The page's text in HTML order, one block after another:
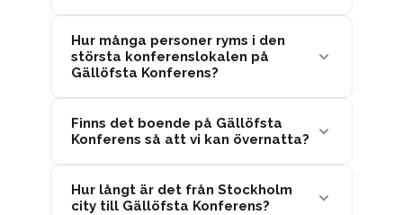
Hur många personer ryms i den
största konferenslokalen på
Gällöfsta Konferens?
Finns det boende på Gällöfsta
Konferens så att vi kan övernatta?
Hur långt är det från Stockholm
city till Gällöfsta Konferens?